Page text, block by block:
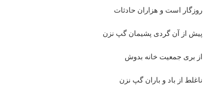
روزگار است و هزاران حادثات
پیش از آن گردی پشیمان گپ نزن
از بری جمعیت خانه بدوش
ناغلط از باد و باران گپ نزن